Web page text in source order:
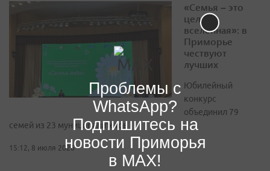
«Семья – это
целая
вселенная»: в
Приморье
чествуют
лучших
Юбилейный
конкурс
объединил 79
семей из 23 муниципалитетов
15:12, 8 июля 2026
Проблемы с
WhatsApp?
Подпишитесь на
новости Приморья
в MAX!